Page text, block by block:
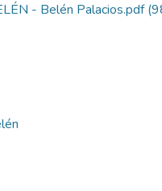
- Belén Palacios.pdf